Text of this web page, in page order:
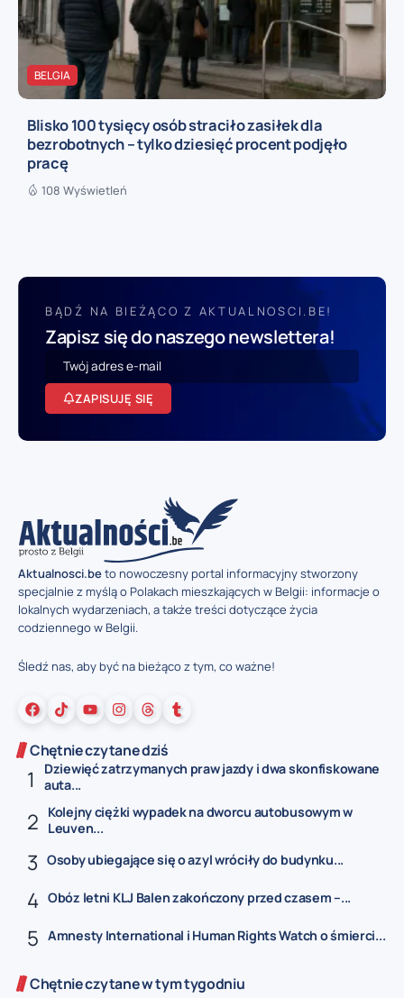
BELGIA
Blisko 100 tysięcy osób straciło zasiłek dla
bezrobotnych – tylko dziesięć procent podjęło
pracę
108 Wyświetleń
BĄDŹ NA BIEŻĄCO Z AKTUALNOSCI.BE!
Zapisz się do naszego newslettera!
ZAPISUJĘ SIĘ
Aktualnosci.beto nowoczesny portal informacyjny stworzony
specjalnie z myślą o Polakach mieszkających w Belgii: informacje o
lokalnych wydarzeniach, a także treści dotyczące życia
codziennego w Belgii.
Śledź nas, aby być na bieżąco z tym, co ważne!
Chętnie czytane dziś
Dziewięć zatrzymanych praw jazdy i dwa skonfiskowane
auta...
Kolejny ciężki wypadek na dworcu autobusowym w
Leuven...
Osoby ubiegające się o azyl wróciły do budynku...
Obóz letni KLJ Balen zakończony przed czasem –...
Amnesty International i Human Rights Watch o śmierci...
Chętnie czytane w tym tygodniu